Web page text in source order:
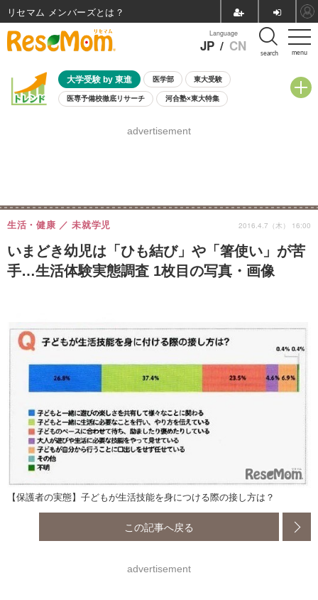
menu
Language
JP / CN search
大学受験 by 東進 医学部 東大受験
医専予備校徹底リサーチ 河合塾×東大特集
8月開催学校説明会・相談会
advertisement
いまどき幼児は「ひも結び」や「箸使い」が苦
手…生活体験実態調査 1枚目の写真・画像
生活・健康 未就学児 2016.4.7（木） 16:00
【保護者の実態】子どもが生活技能を身につける際の接し方は？
この記事へ戻る
advertisement
リセマム メンバーズ